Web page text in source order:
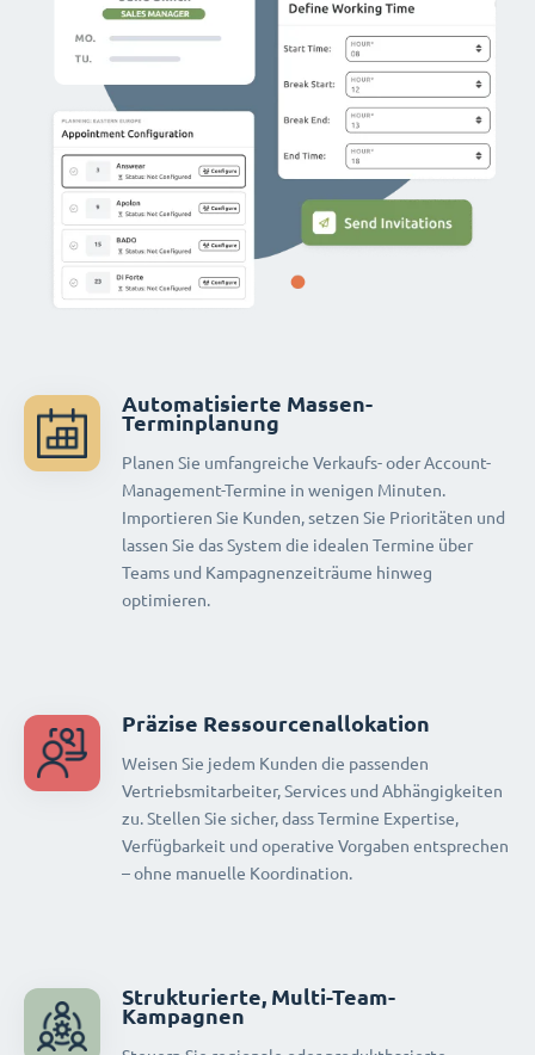
Automatisierte Massen-
Terminplanung
Planen Sie umfangreiche Verkaufs- oder Account-
Management-Termine in wenigen Minuten.
Importieren Sie Kunden, setzen Sie Prioritäten und
lassen Sie das System die idealen Termine über
Teams und Kampagnenzeiträume hinweg
optimieren.
Präzise Ressourcenallokation
Weisen Sie jedem Kunden die passenden
Vertriebsmitarbeiter, Services und Abhängigkeiten
zu. Stellen Sie sicher, dass Termine Expertise,
Verfügbarkeit und operative Vorgaben entsprechen
– ohne manuelle Koordination.
Strukturierte, Multi-Team-
Kampagnen